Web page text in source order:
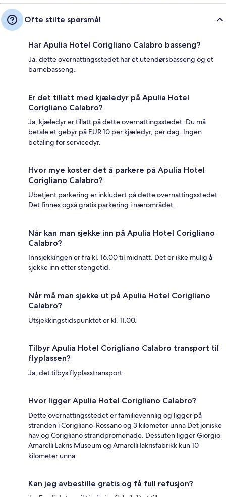
Ofte stilte spørsmål
Har Apulia Hotel Corigliano Calabro basseng?
Ja, dette overnattingsstedet har et utendørsbasseng og et
barnebasseng.
Er det tillatt med kjæledyr på Apulia Hotel
Corigliano Calabro?
Ja, kjæledyr er tillatt på dette overnattingsstedet. Du må
betale et gebyr på EUR 10 per kjæledyr, per dag. Ingen
betaling for servicedyr.
Hvor mye koster det å parkere på Apulia Hotel
Corigliano Calabro?
Ubetjent parkering er inkludert på dette overnattingsstedet.
Det finnes også gratis parkering i nærområdet.
Når kan man sjekke inn på Apulia Hotel Corigliano
Calabro?
Innsjekkingen er fra kl. 16.00 til midnatt. Det er ikke mulig å
sjekke inn etter stengetid.
Når må man sjekke ut på Apulia Hotel Corigliano
Calabro?
Utsjekkingstidspunktet er kl. 11.00.
Tilbyr Apulia Hotel Corigliano Calabro transport til
flyplassen?
Ja, det tilbys flyplasstransport.
Hvor ligger Apulia Hotel Corigliano Calabro?
Dette overnattingsstedet er familievennlig og ligger på
stranden i Corigliano-Rossano og 3 kilometer unna Det joniske
hav og Corigliano strandpromenade. Dessuten ligger Giorgio
Amarelli Lakris Museum og Amarelli lakrisfabrikk kun 10
kilometer unna.
Kan jeg avbestille gratis og få full refusjon?